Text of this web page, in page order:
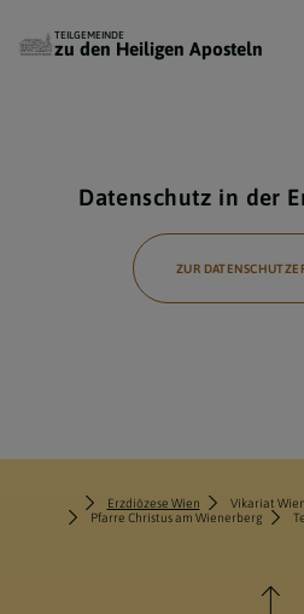
TEILGEMEINDE
zu den Heiligen Aposteln
Datenschutz in der
ZUR
Erzdiözese Wien Vikariat
Pfarre Christus am Wienerberg